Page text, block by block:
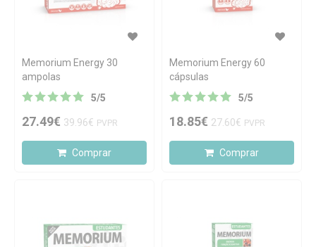
Memorium Energy 30
ampolas
5/5
27.49€ 39.96€ PVPR
Comprar
Memorium Energy 60
cápsulas
5/5
18.85€ 27.60€ PVPR
Comprar